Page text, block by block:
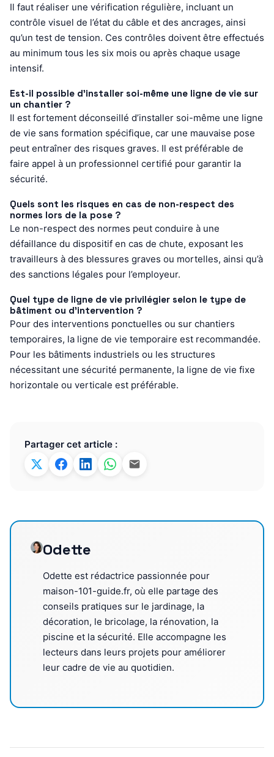
Il faut réaliser une vérification régulière, incluant un
contrôle visuel de l’état du câble et des ancrages, ainsi
qu’un test de tension. Ces contrôles doivent être effectués
au minimum tous les six mois ou après chaque usage
intensif.
Est-il possible d’installer soi-même une ligne de vie sur
un chantier ?
Il est fortement déconseillé d’installer soi-même une ligne
de vie sans formation spécifique, car une mauvaise pose
peut entraîner des risques graves. Il est préférable de
faire appel à un professionnel certifié pour garantir la
sécurité.
Quels sont les risques en cas de non-respect des
normes lors de la pose ?
Le non-respect des normes peut conduire à une
défaillance du dispositif en cas de chute, exposant les
travailleurs à des blessures graves ou mortelles, ainsi qu’à
des sanctions légales pour l’employeur.
Quel type de ligne de vie privilégier selon le type de
bâtiment ou d’intervention ?
Pour des interventions ponctuelles ou sur chantiers
temporaires, la ligne de vie temporaire est recommandée.
Pour les bâtiments industriels ou les structures
nécessitant une sécurité permanente, la ligne de vie fixe
horizontale ou verticale est préférable.
Partager cet article :
Odette
Odette est rédactrice passionnée pour
maison-101-guide.fr, où elle partage des
conseils pratiques sur le jardinage, la
décoration, le bricolage, la rénovation, la
piscine et la sécurité. Elle accompagne les
lecteurs dans leurs projets pour améliorer
leur cadre de vie au quotidien.